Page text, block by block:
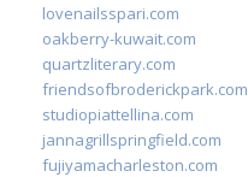
lovenailsspari.com
oakberry-kuwait.com
quartzliterary.com
friendsofbroderickpark.com
studiopiattellina.com
jannagrillspringfield.com
fujiyamacharleston.com